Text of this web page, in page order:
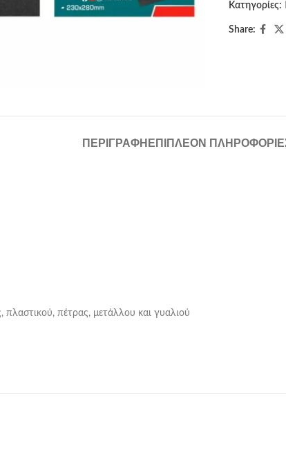
Κατηγορίες:
Share:
ΠΕΡΙΓΡΑΦΉ ΕΠΙΠΛΈΟΝ
πλαστικού, πέτρας, μετάλλου και γυαλιού